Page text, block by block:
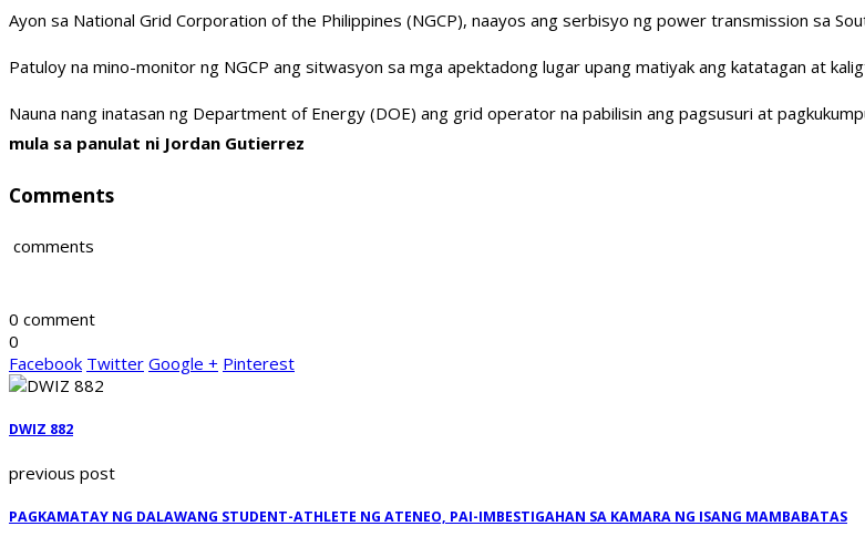
Ayon sa National Grid Corporation of the Philippines (NGCP), naayos ang serbisyo ng power transmission sa
Patuloy na mino-monitor ng NGCP ang sitwasyon sa mga apektadong lugar upang matiyak ang katatagan at
Nauna nang inatasan ng Department of Energy (DOE) ang grid operator na pabilisin ang pagsusuri at
mula sa panulat ni Jordan Gutierrez
Comments
comments
0 comment
0
Facebook Twitter Google + Pinterest
DWIZ 882
previous post
PAGKAMATAY NG DALAWANG STUDENT-ATHLETE NG ATENEO, PAI-IMBESTIGAHAN SA KAMARA NG ISANG MAMBABATAS